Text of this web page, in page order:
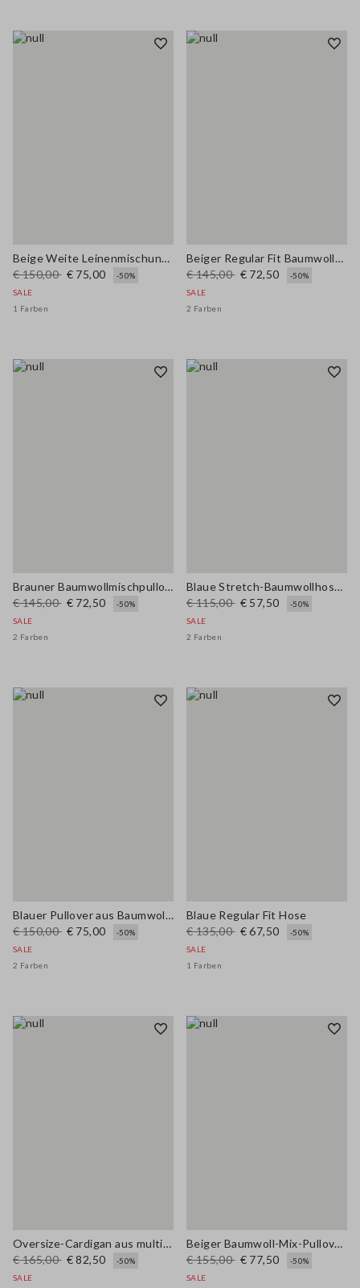
Beige Weite Leinenmischung Hose
€ 150,00 € 75,00
-50%
SALE
1 Farben
Beiger Regular Fit Baumwoll-Mischgewebe-Pullover mit Karomuster
€ 145,00 € 72,50
-50%
SALE
2 Farben
Brauner Baumwollmischpullover im Regular-Fit mit Karomuster
€ 145,00 € 72,50
-50%
SALE
2 Farben
Blaue Stretch-Baumwollhose mit weitem Bein
€ 115,00 € 57,50
-50%
SALE
2 Farben
Blauer Pullover aus Baumwollmischung, reguläre Passform mit Mesh-Muster
€ 150,00 € 75,00
-50%
SALE
2 Farben
Blaue Regular Fit Hose
€ 135,00 € 67,50
-50%
SALE
1 Farben
Oversize-Cardigan aus multicolor Baumwollmischung mit Stickereien
€ 165,00 € 82,50
-50%
SALE
Beiger Baumwoll-Mix-Pullover Regular Fit
€ 155,00 € 77,50
-50%
SALE